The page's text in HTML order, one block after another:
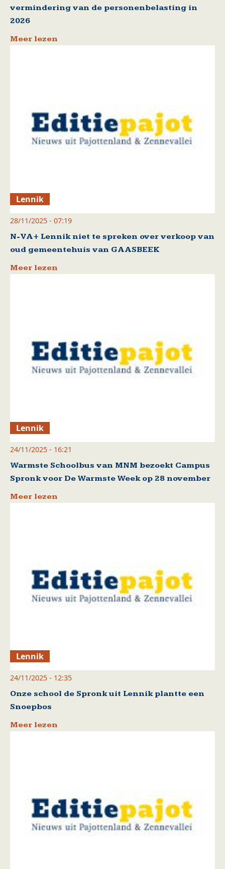
vermindering van de personenbelasting in
2026
Meer lezen
Lennik
28/11/2025 - 07:19
N-VA+ Lennik niet te spreken over verkoop van
oud gemeentehuis van GAASBEEK
Meer lezen
Lennik
24/11/2025 - 16:21
Warmste Schoolbus van MNM bezoekt Campus
Spronk voor De Warmste Week op 28 november
Meer lezen
Lennik
24/11/2025 - 12:35
Onze school de Spronk uit Lennik plantte een
Snoepbos
Meer lezen